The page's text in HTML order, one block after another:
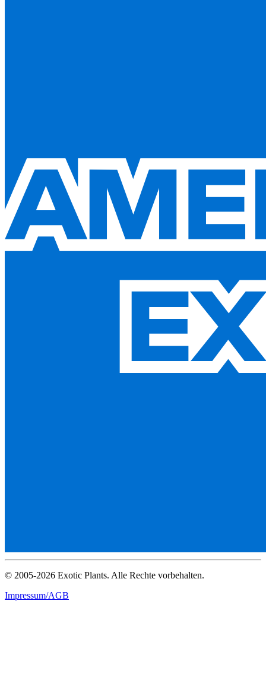
© 2005-2026 Exotic Plants. Alle Rechte vorbehalten.
Impressum/AGB